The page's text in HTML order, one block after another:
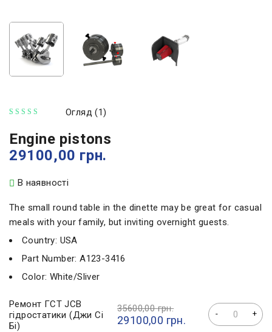
Огляд (1)
Engine pistons
29100,00 грн.
В наявності
The small round table in the dinette may be great for casual
meals with your family, but inviting overnight guests.
Country: USA
Part Number: A123-3416
Color: White/Sliver
Ремонт ГСТ JCB
гідростатики (Джи Сі
Бі)
35600,00грн.
29100,00 грн.